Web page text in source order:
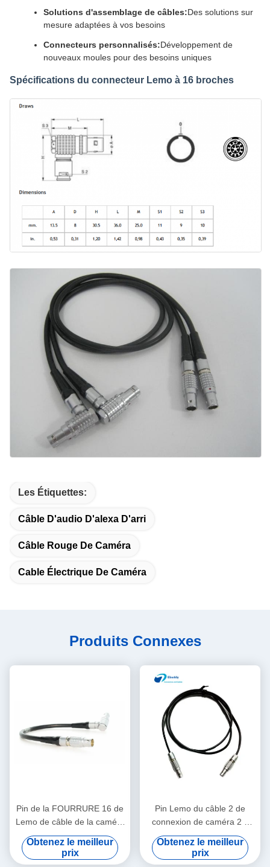
Solutions d'assemblage de câbles:Des solutions sur
mesure adaptées à vos besoins
Connecteurs personnalisés:Développement de
nouveaux moules pour des besoins uniques
Spécifications du connecteur Lemo à 16 broches
Les Étiquettes:
Câble D'audio D'alexa D'arri
Câble Rouge De Caméra
Cable Électrique De Caméra
Produits Connexes
Pin de la FOURRURE 16 de
Lemo de câble de la caméra
EVF d'Arri Alexa au câble de
viseur de Pin de FGG 16
Obtenez le meilleur
prix
Pin Lemo du câble 2 de
connexion de caméra 2 à
Pin Lemo pour un boulon de
Teradek
Obtenez le meilleur
prix